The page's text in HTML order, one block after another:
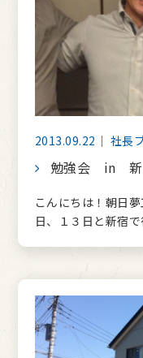
2013.09.22｜ 社長
勉強会 in 新
こんにちは！朝日
日、１３日と新宿